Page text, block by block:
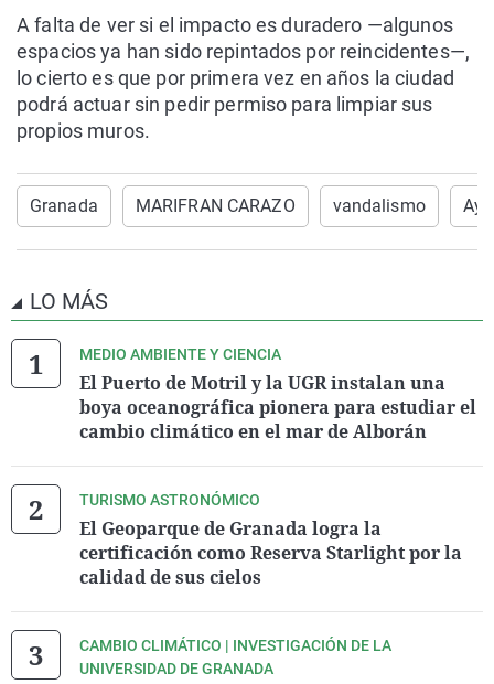
A falta de ver si el impacto es duradero —algunos
espacios ya han sido repintados por reincidentes—,
lo cierto es que por primera vez en años la ciudad
podrá actuar sin pedir permiso para limpiar sus
propios muros.
Granada MARIFRAN CARAZO vandalismo
LO MÁS
MEDIO AMBIENTE Y CIENCIA
El Puerto de Motril y la UGR instalan una
boya oceanográfica pionera para estudiar el
cambio climático en el mar de Alborán
TURISMO ASTRONÓMICO
El Geoparque de Granada logra la
certificación como Reserva Starlight por la
calidad de sus cielos
CAMBIO CLIMÁTICO | INVESTIGACIÓN DE LA
UNIVERSIDAD DE GRANADA